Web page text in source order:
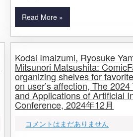
Read More »
Kodai Imaizumi, Ryosuke
Mitsunori Matsushita:
organizing shelves for
on user’s affection, The
and Applications of Artificial
Conference, 2024年12月
コメントはまだありません